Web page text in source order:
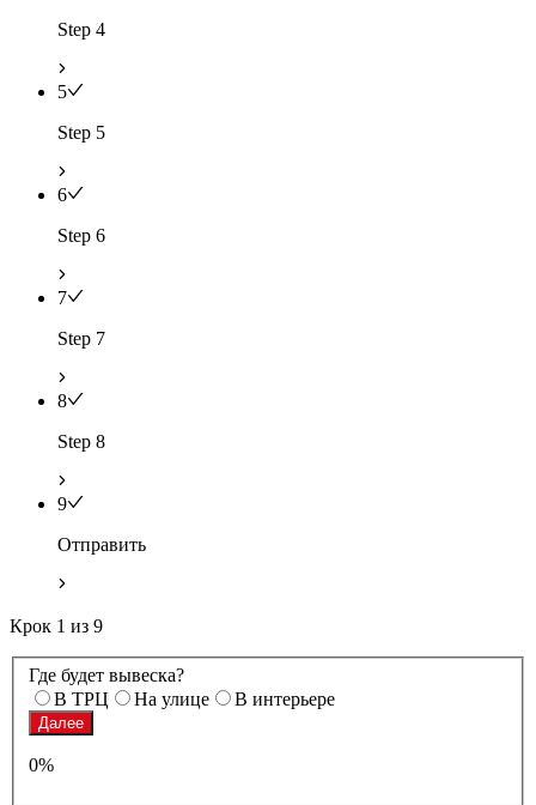
Step 4
5
Step 5
6
Step 6
7
Step 7
8
Step 8
9
Отправить
Крок 1 из 9
Где будет вывеска?
В ТРЦ
На улице В интерьере
Далее
0%